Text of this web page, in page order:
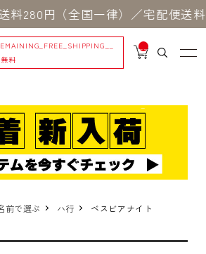
280円（全国一律）／宅配便送
料
__
IT
_
前で選ぶ ハ行 ベスビアナイト